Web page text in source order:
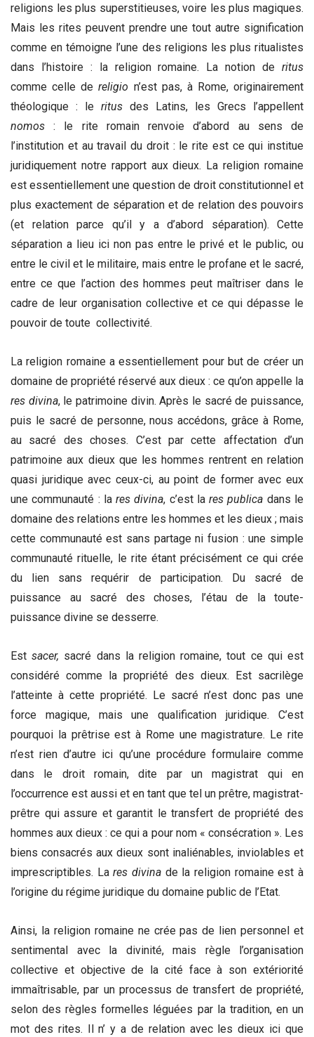
religions les plus superstitieuses, voire les plus magiques.
Mais les rites peuvent prendre une tout autre signification
comme en témoigne l’une des religions les plus ritualistes
dans l’histoire : la religion romaine. La notion de ritus
comme celle dereligio n’est pas, à Rome, originairement
théologique : le ritus des Latins, les Grecs l’appellent
nomos : le rite romain renvoie d’abord au sens de
l’institution et au travail du droit : le rite est ce qui institue
juridiquement notre rapport aux dieux. La religion romaine
est essentiellement une question de droit constitutionnel et
plus exactement de séparation et de relation des pouvoirs
(et relation parce qu’il y a d’abord séparation). Cette
séparation a lieu ici non pas entre le privé et le public, ou
entre le civil et le militaire, mais entre le profane et le sacré,
entre ce que l’action des hommes peut maîtriser dans le
cadre de leur organisation collective et ce qui dépasse le
pouvoir de toute collectivité.
La religion romaine a essentiellement pour but de créer un
domaine de propriété réservé aux dieux : ce qu’on appelle la
res divina, le patrimoine divin. Après le sacré de puissance,
puis le sacré de personne, nous accédons, grâce à Rome,
au sacré des choses. C’est par cette affectation d’un
patrimoine aux dieux que les hommes rentrent en relation
quasi juridique avec ceux-ci, au point de former avec eux
une communauté : lares divina, c’est lares publica dans le
domaine des relations entre les hommes et les dieux ; mais
cette communauté est sans partage ni fusion : une simple
communauté rituelle, le rite étant précisément ce qui crée
du lien sans requérir de participation. Du sacré de
puissance au sacré des choses, l’étau de la toute-
puissance divine se desserre.
Estsacer, sacré dans la religion romaine, tout ce qui est
considéré comme la propriété des dieux. Est sacrilège
l’atteinte à cette propriété. Le sacré n’est donc pas une
force magique, mais une qualification juridique. C’est
pourquoi la prêtrise est à Rome une magistrature. Le rite
n’est rien d’autre ici qu’une procédure formulaire comme
dans le droit romain, dite par un magistrat qui en
l’occurrence est aussi et en tant que tel un prêtre, magistrat-
prêtre qui assure et garantit le transfert de propriété des
hommes aux dieux : ce qui a pour nom « consécration ». Les
biens consacrés aux dieux sont inaliénables, inviolables et
imprescriptibles. Lares divina de la religion romaine est à
l’origine du régime juridique du domaine public de l’Etat.
Ainsi, la religion romaine ne crée pas de lien personnel et
sentimental avec la divinité, mais règle l’organisation
collective et objective de la cité face à son extériorité
immaîtrisable, par un processus de transfert de propriété,
selon des règles formelles léguées par la tradition, en un
mot des rites. Il n’ y a de relation avec les dieux ici que